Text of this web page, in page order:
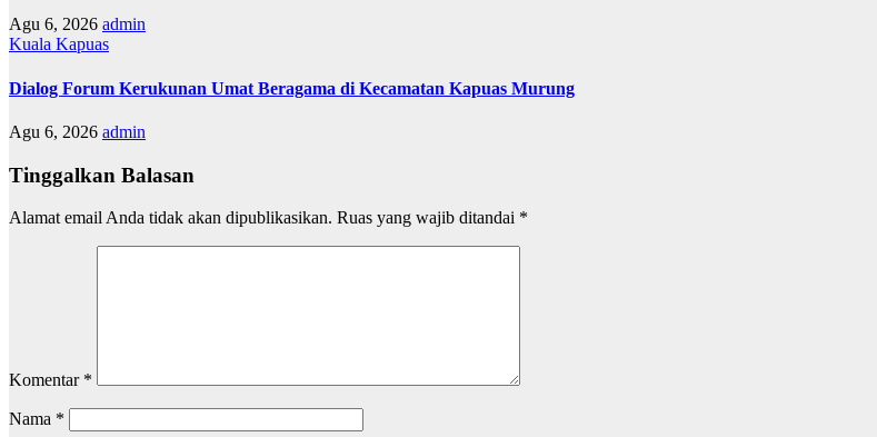
Agu 6, 2026 admin
Kuala Kapuas
Dialog Forum Kerukunan Umat Beragama di Kecamatan Kapuas Murung
Agu 6, 2026 admin
Tinggalkan Balasan
Alamat email Anda tidak akan dipublikasikan. Ruas yang wajib ditandai *
Komentar *
Nama *